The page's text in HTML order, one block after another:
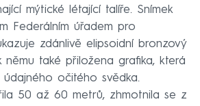
mýtické létající talíře. Snímek
Federálním úřadem pro
zdánlivě elipsoidní bronzový
němu také přiložena grafika, která
očitého svědka.
50 až 60 metrů, zhmotnila se z